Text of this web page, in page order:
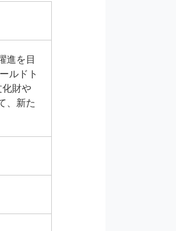
進を目
ルドト
化財や
、新た